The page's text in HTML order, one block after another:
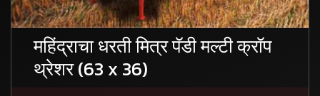
महिंद्राचा धरती मित्र पॅडी मल्टी क्रॉप
थ्रेशर (63 x 36)